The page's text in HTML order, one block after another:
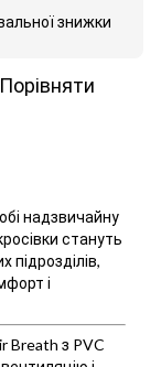
знижки
Порівняти
надзвичайну
стануть
підрозділів,
і
Breath з PVC